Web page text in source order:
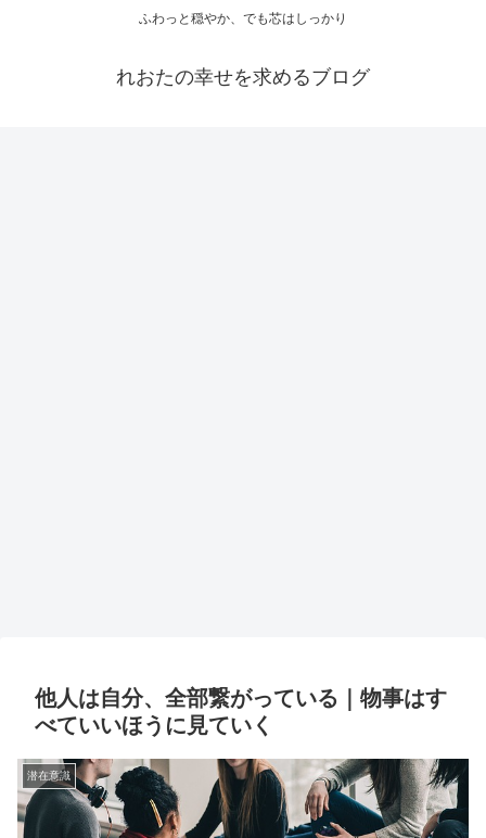
ふわっと穏やか、でも芯はしっかり
れおたの幸せを求めるブログ
他人は自分、全部繋がっている｜物事はす
べていいほうに見ていく
潜在意識